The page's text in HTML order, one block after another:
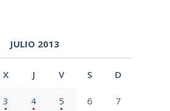
JULIO 2013
X J V S D
3 4 5 6 7